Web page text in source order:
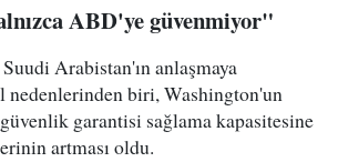
ABD'ye güvenmiyor"
Arabistan'ın anlaşmaya
nedenlerinden biri, Washington'un
garantisi sağlama kapasitesine
artması oldu.